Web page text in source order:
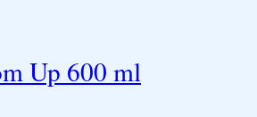
Up 600 ml